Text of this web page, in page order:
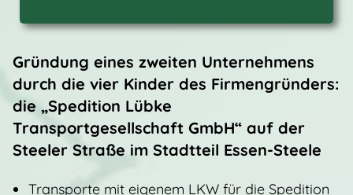
Gründung eines zweiten Unternehmens
durch die vier Kinder des Firmengründers:
die „Spedition Lübke
Transportgesellschaft GmbH“ auf der
Steeler Straße im Stadtteil Essen-Steele
Transporte mit eigenem LKW für die Spedition